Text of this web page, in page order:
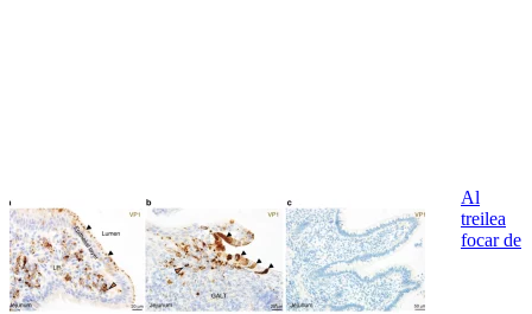
Al
treilea
focar de